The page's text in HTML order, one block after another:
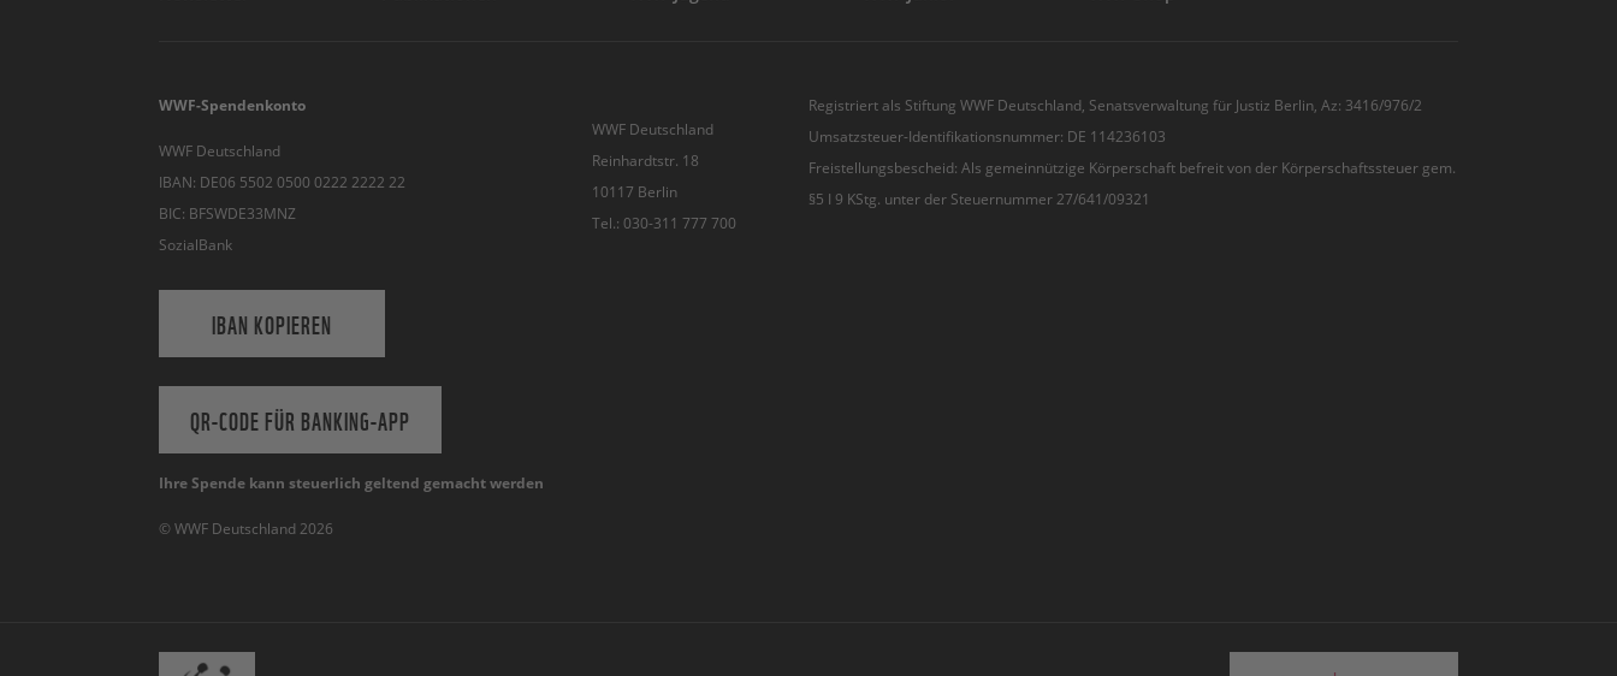
WWF-Spendenkonto
WWF Deutschland
IBAN: DE06 5502 0500 0222 2222 22
BIC: BFSWDE33MNZ
SozialBank
IBAN KOPIEREN
QR-CODE FÜR BANKING-APP
WWF Deutschland
Reinhardtstr. 18
10117 Berlin
Tel.: 030-311 777 700
Ihre Spende kann steuerlich geltend gemacht werden
Registriert als Stiftung WWF Deutschland, Senatsverwaltung für Justiz Berlin, Az: 3416/976/2
Umsatzsteuer-Identifikationsnummer: DE 114236103
Freistellungsbescheid: Als gemeinnützige Körperschaft befreit von der Körperschaftssteuer gem.
§5 I 9 KStg. unter der Steuernummer 27/641/09321
© WWF Deutschland 2026